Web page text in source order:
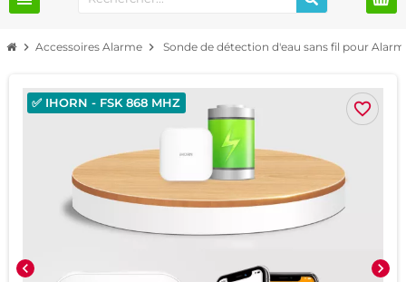
chevron_right Accessoires Alarme chevron_right Sonde de détection d'eau sans fil pour
favorite_border
chevron_left chevron_right
✅ IHORN - FSK 868 MHZ